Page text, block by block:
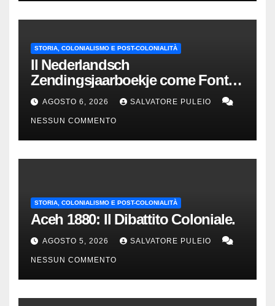
STORIA, COLONIALISMO E POST-COLONIALITÀ
Il Nederlandsch
Zendingsjaarboekje come Fonte
Storica delle Indie Orientali
Olandesi
AGOSTO 6, 2026 SALVATORE PULEIO
NESSUN COMMENTO
STORIA, COLONIALISMO E POST-COLONIALITÀ
Aceh 1880: Il Dibattito Coloniale.
AGOSTO 5, 2026 SALVATORE PULEIO
NESSUN COMMENTO